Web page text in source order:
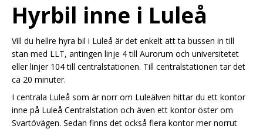
Hyrbil inne i Luleå
Vill du hellre hyra bil i Luleå är det enkelt att ta bussen in till
stan med LLT, antingen linje 4 till Aurorum och universitetet
eller linjer 104 till centralstationen. Till centralstationen tar det
ca 20 minuter.
I centrala Luleå som är norr om Luleälven hittar du ett kontor
inne på Luleå Centralstation och även ett kontor öster om
Svartövägen. Sedan finns det också flera kontor mer norrut